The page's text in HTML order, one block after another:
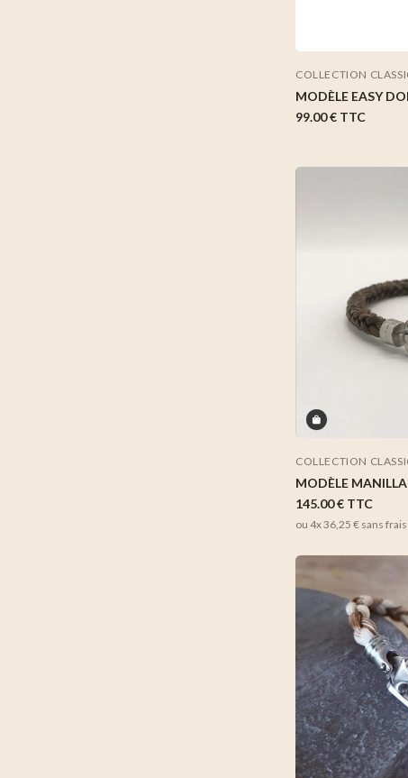
COLLECTION
MODÈLE EASY
99.00 € TTC
COLLECTION
MODÈLE
145.00 € TTC
ou 4x36,25 € sans frais